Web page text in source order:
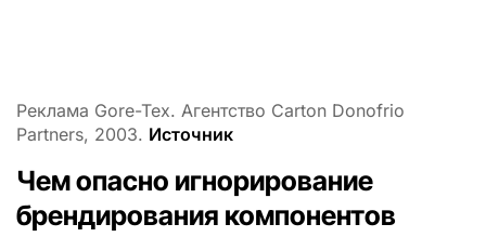
Реклама Gore-Tex. Агентство Carton Donofrio
Partners, 2003. Источник
Чем опасно игнорирование
брендирования компонентов